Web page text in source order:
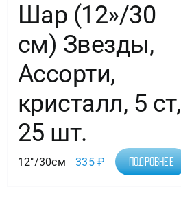
Шар (12»/30
см) Звезды,
Ассорти,
кристалл, 5 ст,
25 шт.
12"/30см 335₽ Подробнее